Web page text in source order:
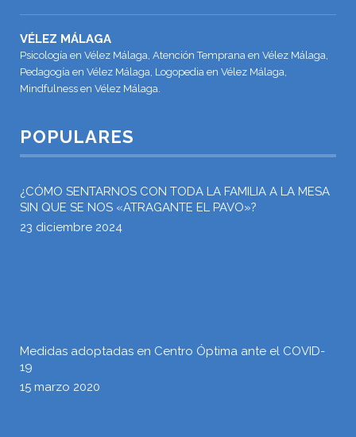
VÉLEZ MÁLAGA
Psicología en Vélez Málaga, Atención Temprana en Vélez Málaga,
Pedagogía en Vélez Málaga, Logopedia en Vélez Málaga,
Mindfulness en Vélez Málaga.
POPULARES
¿CÓMO SENTARNOS CON TODA LA FAMILIA A LA MESA
SIN QUE SE NOS «ATRAGANTE EL PAVO»?
23 diciembre 2024
Medidas adoptadas en Centro Óptima ante el COVID-
19
15 marzo 2020